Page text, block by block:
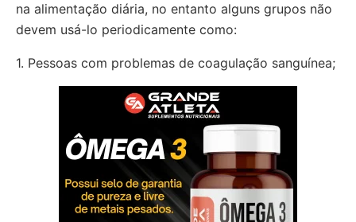
na alimentação diária, no entanto alguns grupos não
devem usá-lo periodicamente como:
1. Pessoas com problemas de coagulação sanguínea;